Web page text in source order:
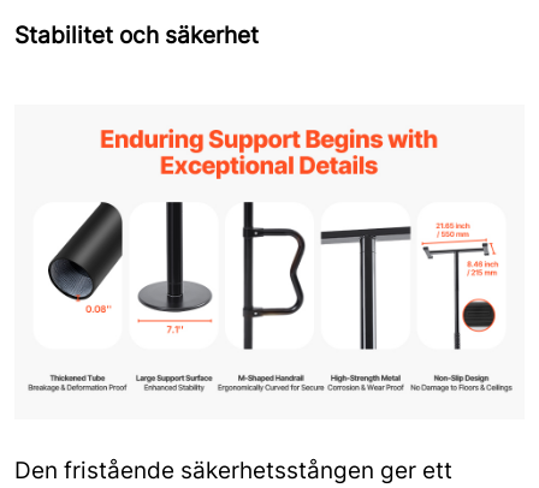
Stabilitet och säkerhet
Den fristående säkerhetsstången ger ett